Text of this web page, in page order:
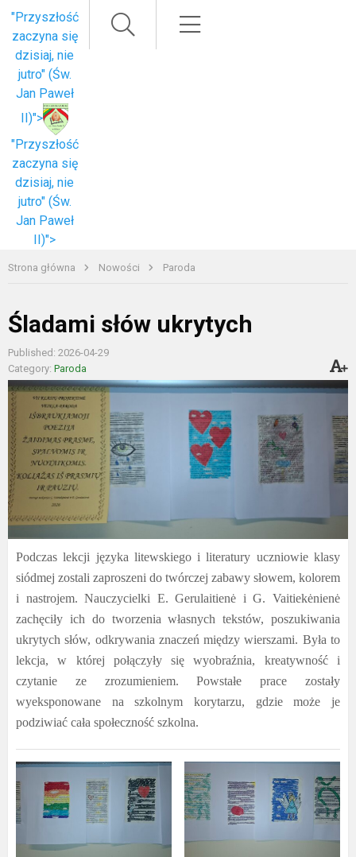
"Przyszłość
zaczyna się
dzisiaj, nie
jutro" (Św.
Jan Paweł
II)">
"Przyszłość
zaczyna się
dzisiaj, nie
jutro" (Św.
Jan Paweł
II)">
Strona główna Nowości Paroda
Śladami słów ukrytych
Published: 2026-04-29
Category: Paroda
Podczas lekcji języka litewskiego i literatury uczniowie klasy
siódmej zostali zaproszeni do twórczej zabawy słowem, kolorem
i nastrojem. Nauczycielki E. Gerulaitienė i G. Vaitiekėnienė
zachęciły ich do tworzenia własnych tekstów, poszukiwania
ukrytych słów, odkrywania znaczeń między wierszami. Była to
lekcja, w której połączyły się wyobraźnia, kreatywność i
czytanie ze zrozumieniem. Powstałe prace zostały
wyeksponowane na szkolnym korytarzu, gdzie może je
podziwiać cała społeczność szkolna.